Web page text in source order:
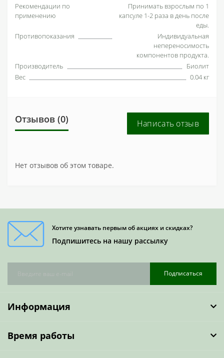
Рекомендации по
применению
Принимать взрослым по 1
капсуле 1-2 раза в день после
еды.
Противопоказания
Индивидуальная
непереносимость
компонентов продукта.
Производитель
Биолит
Вес
0.04 кг
Отзывов (0) Написать отзыв
Нет отзывов об этом товаре.
Хотите узнавать первым об акциях и скидках?
Подпишитесь на нашу рассылку
Подписаться
Информация
Время работы